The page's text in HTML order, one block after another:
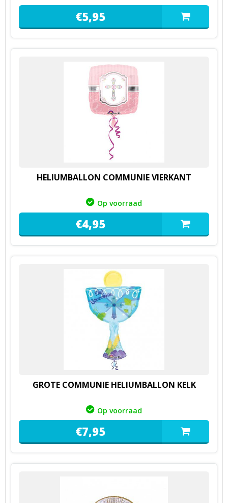
€5,95
HELIUMBALLON COMMUNIE VIERKANT
Op voorraad
€4,95
GROTE COMMUNIE HELIUMBALLON KELK
Op voorraad
€7,95